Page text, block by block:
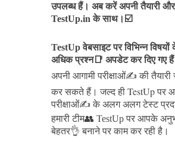
उपलब्ध हैं। अब करें अपनी तैयारी और
TestUp.in के साथ।☑️
TestUp वेबसाइट पर विभिन्न
अधिक प्रश्न📑 अपडेट कर दिए गए
अपनी आगामी परीक्षाओं✍️ की तैयारी
कर सकते हैं।जल्द ही TestUp पर
परीक्षाओं✍️ के अलग अलग टेस्ट
हमारी टीम👥 TestUp पर आपके
बेहतर👌 बनाने पर काम कर रही है।